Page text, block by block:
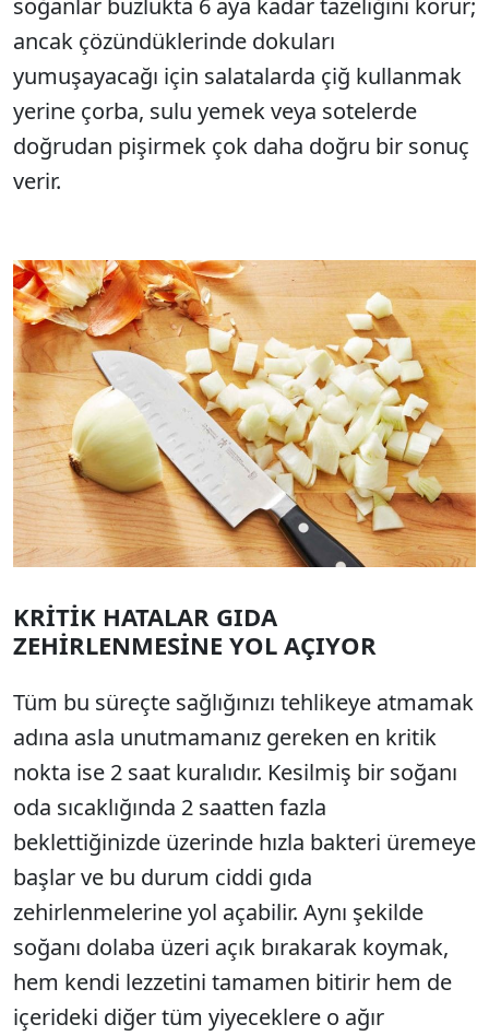
ancak çözündüklerinde dokuları
yumuşayacağı için salatalarda çiğ kullanmak
yerine çorba, sulu yemek veya sotelerde
doğrudan pişirmek çok daha doğru bir sonuç
verir.
KRİTİK HATALAR GIDA
ZEHİRLENMESİNE YOL AÇIYOR
Tüm bu süreçte sağlığınızı tehlikeye atmamak
adına asla unutmamanız gereken en kritik
nokta ise 2 saat kuralıdır. Kesilmiş bir soğanı
oda sıcaklığında 2 saatten fazla
beklettiğinizde üzerinde hızla bakteri üremeye
başlar ve bu durum ciddi gıda
zehirlenmelerine yol açabilir. Aynı şekilde
soğanı dolaba üzeri açık bırakarak koymak,
hem kendi lezzetini tamamen bitirir hem de
içerideki diğer tüm yiyeceklere o ağır